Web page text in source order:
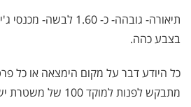
תיאורה- גובהה- כ- 1.60
בצבע כהה.
כל היודע דבר על מקום הימצאה או כל
מתבקש לפנות למוקד